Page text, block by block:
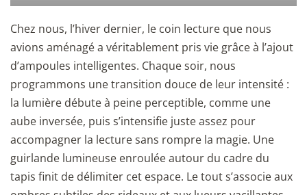
Chez nous, l’hiver dernier, le coin lecture que nous
avions aménagé a véritablement pris vie grâce à l’ajout
d’ampoules intelligentes. Chaque soir, nous
programmons une transition douce de leur intensité :
la lumière débute à peine perceptible, comme une
aube inversée, puis s’intensifie juste assez pour
accompagner la lecture sans rompre la magie. Une
guirlande lumineuse enroulée autour du cadre du
tapis finit de délimiter cet espace. Le tout s’associe aux